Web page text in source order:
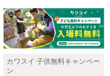
カワスイ 子供無料キャンペー
ン